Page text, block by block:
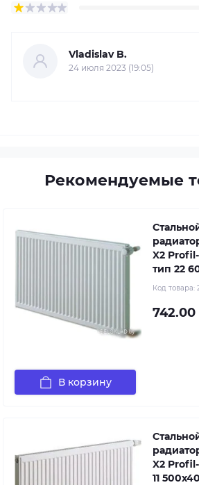
Vladislav B.
24 июля 2023 (19:05)
Рекомендуемые
X2
тип 22
Код товара:
742.00
В корзину
X2
11